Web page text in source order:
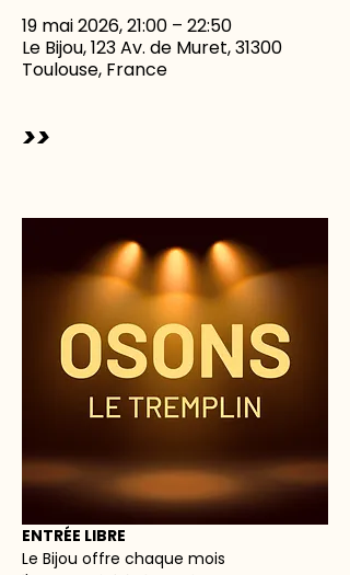
19 mai 2026, 21:00 – 22:50
Le Bijou, 123 Av. de Muret, 31300
Toulouse, France
>>
ENTRÉE LIBRE
Le Bijou offre chaque mois